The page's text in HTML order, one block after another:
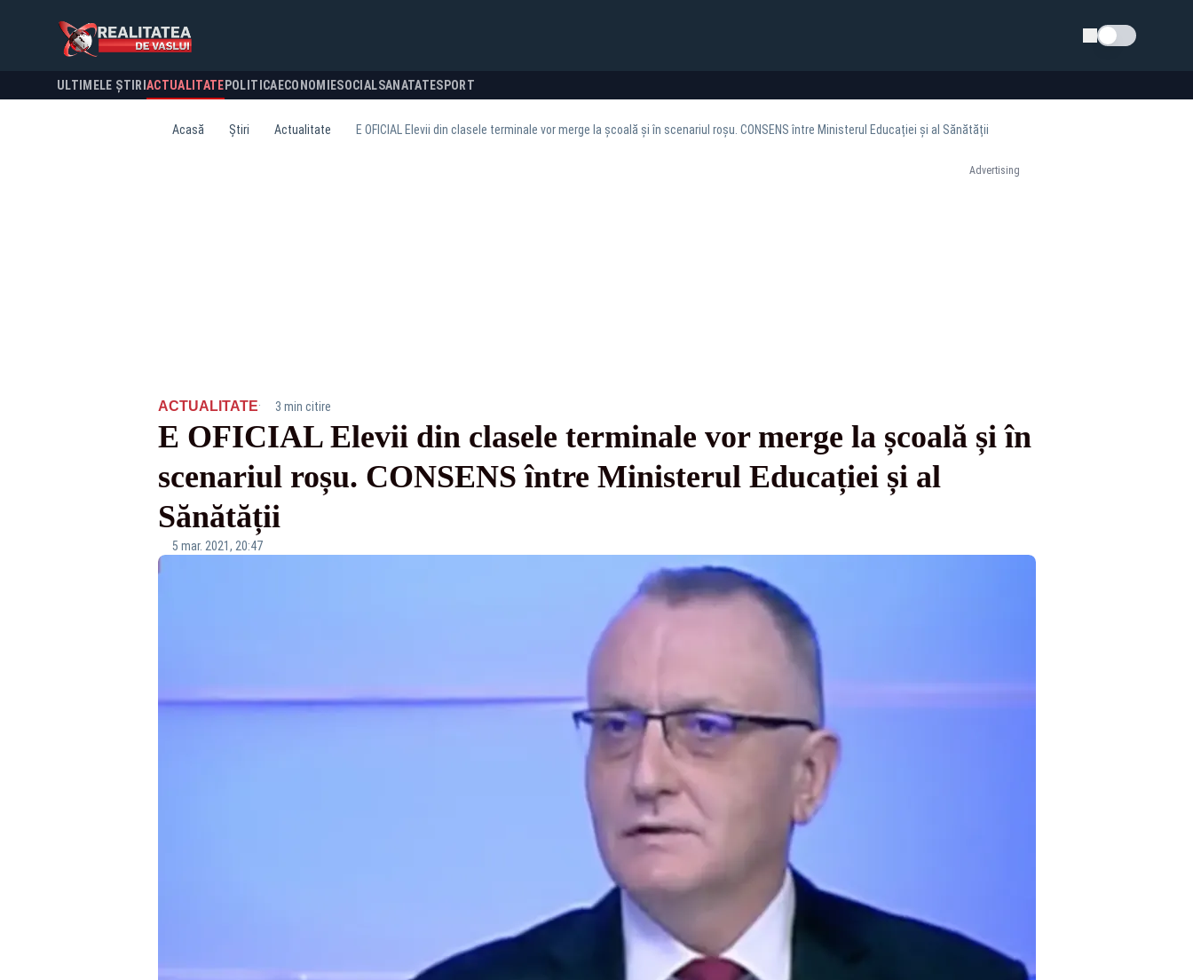
Schimba tema
ULTIMELE ȘTIRI ACTUALITATE POLITICA ECONOMIESOCIALSANATATESPORT
Acasă Știri Actualitate E OFICIAL Elevii din clasele terminale vor merge la școală și în scenariul roșu. CONSENS între Ministerul Educației și al Sănătății
Advertising
ACTUALITATE· 3 min citire
E OFICIAL Elevii din clasele terminale vor merge la școală și în
scenariul roșu. CONSENS între Ministerul Educației și al
Sănătății
5 mar. 2021, 20:47